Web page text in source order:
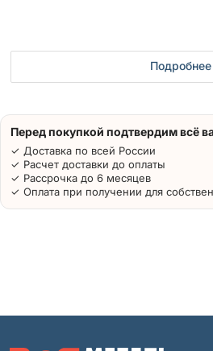
Подробнее
Перед покупкой подтвердим всё
✓ Доставка по всей России
✓ Расчет доставки до оплаты
✓ Рассрочка до 6 месяцев
✓ Оплата при получении для